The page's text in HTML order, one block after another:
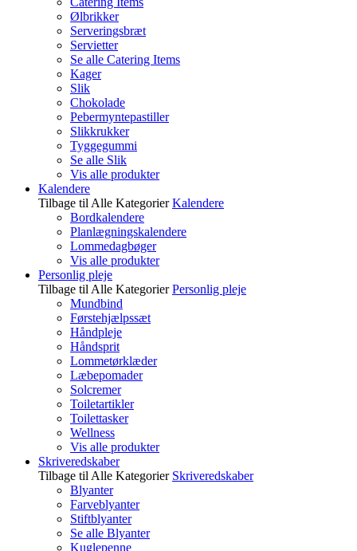
Ølbrikker
Serveringsbræt
Servietter
Se alle Catering Items
Kager
Slik
Chokolade
Pebermyntepastiller
Slikkrukker
Tyggegummi
Se alle Slik
Vis alle produkter
Kalendere
Tilbage til Alle Kategorier Kalendere
Bordkalendere
Planlægningskalendere
Lommedagbøger
Vis alle produkter
Personlig pleje
Tilbage til Alle Kategorier Personlig pleje
Mundbind
Førstehjælpssæt
Håndpleje
Håndsprit
Lommetørklæder
Læbepomader
Solcremer
Toiletartikler
Toilettasker
Wellness
Vis alle produkter
Skriveredskaber
Tilbage til Alle Kategorier Skriveredskaber
Blyanter
Farveblyanter
Stiftblyanter
Se alle Blyanter
Kuglepenne